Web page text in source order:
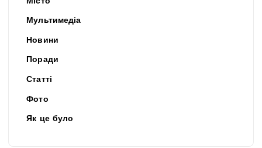
Мультимедіа
Новини
Поради
Статті
Фото
Як це було